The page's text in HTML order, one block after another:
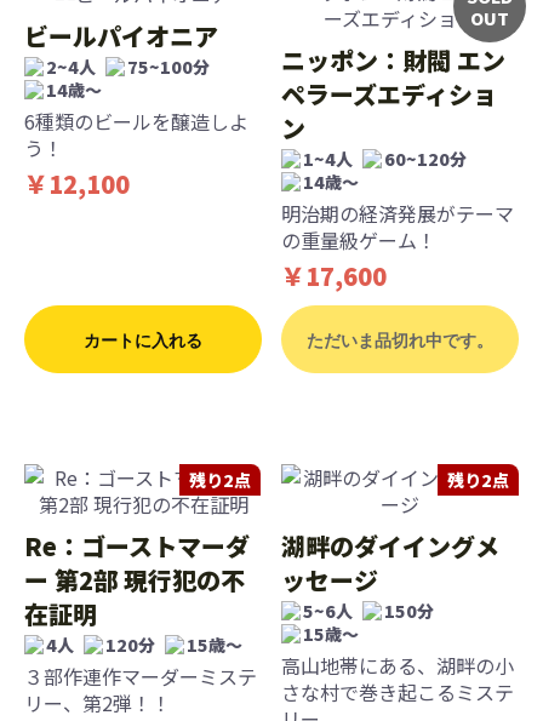
ビールパイオニア
2~4人
75~100分
14歳〜
6種類のビールを醸造しよ
う！
￥12,100
カートに入れる
OUT
ニッポン：財閥 エン
ペラーズエディショ
ン
1~4人
60~120分
14歳〜
明治期の経済発展がテーマ
の重量級ゲーム！
￥17,600
ただいま品切れ中です。
残り2点
Re：ゴーストマーダ
ー 第2部 現行犯の不
在証明
4人 120分 15歳〜
３部作連作マーダーミステ
リー、第2弾！！
残り2点
湖畔のダイイングメ
ッセージ
5~6人
150分
15歳〜
高山地帯にある、湖畔の小
さな村で巻き起こるミステ